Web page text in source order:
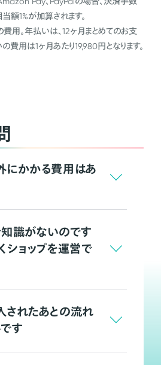
額1%が加算されます。
用。年払いは、12ヶ月まとめてのお支
費用は1ヶ月あたり19,980円となります。
にかかる費用はあ
知識がないのです
ショップを運営で
されたあとの流れ
す